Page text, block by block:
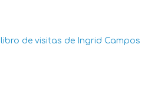
libro de visitas de Ingrid Campos